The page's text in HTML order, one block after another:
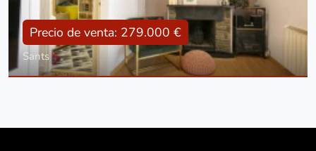
Precio de venta: 279.000 €
Sants